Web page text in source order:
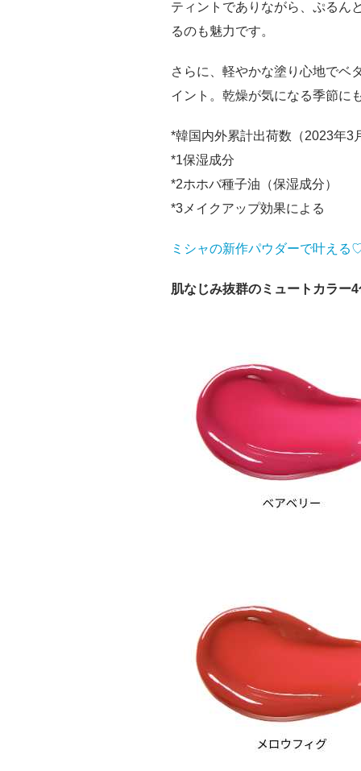
ティントでありながら、ぷるん
るのも魅力です。
さらに、軽やかな塗り心地でベ
イント。乾燥が気になる季節に
*韓国内外累計出荷数（2023年3
*1保湿成分
*2ホホバ種子油（保湿成分）
*3メイクアップ効果による
ミシャの新作パウダーで叶え
肌なじみ抜群のミュートカラー4